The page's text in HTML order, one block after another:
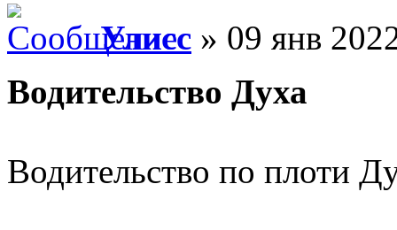
Улисс » 09 янв
Водительство Духа
Водительство по плоти